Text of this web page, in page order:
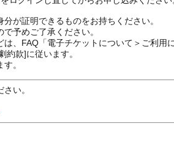
が証明できるものをお持ちください。
予めご了承ください。
、FAQ「電子チケットについて＞ご利用
款]に従います。
。
い。